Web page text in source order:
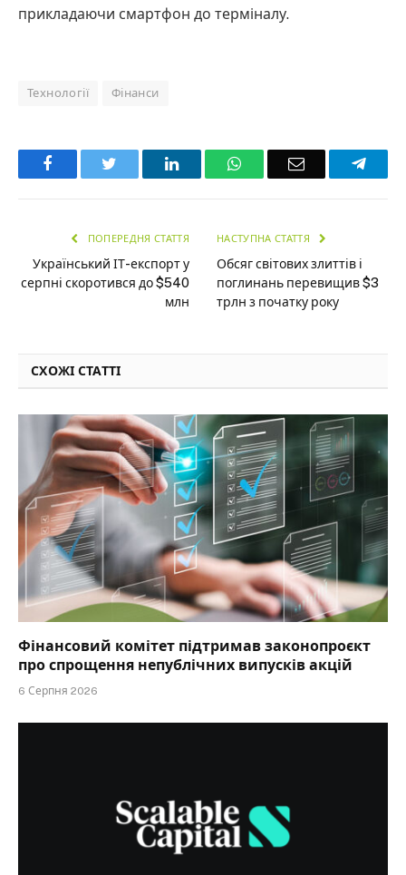
прикладаючи смартфон до терміналу.
Технології Фінанси
Facebook LinkedInWhatsAppEmail
ПОПЕРЕДНЯ СТАТТЯ
Український ІТ-експорт у
серпні скоротився до $540
млн
НАСТУПНА СТАТТЯ
Обсяг світових злиттів і
поглинань перевищив $3
трлн з початку року
СХОЖІ СТАТТІ
Фінансовий комітет підтримав законопроєкт
про спрощення непублічних випусків акцій
6 Серпня 2026